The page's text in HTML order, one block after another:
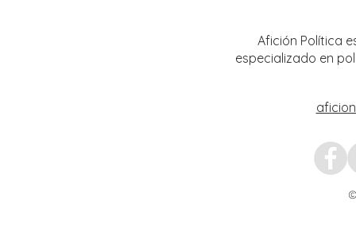
Afición Política
especializado en